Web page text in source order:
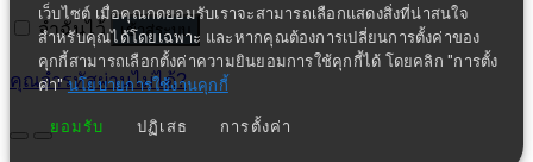
เว็บไซต์ เมื่อคุณกดยอมรับเราจะสามารถเลือกแสดงสิ่งที่น่าสนใจ
สำหรับคุณได้โดยเฉพาะ และหากคุณต้องการเปลี่ยนการตั้งค่าของ
คุกกี้สามารถเลือกตั้งค่าความยินยอมการใช้คุกกี้ได้ โดยคลิก "การตั้ง
ค่า"นโยบายการใช้งานคุกกี้
ยอมรับ ปฏิเสธ การตั้งค่า
จำฉันไว้ เข้าสู่ระบบ
คุณจำรหัสผ่านไม่ได้?